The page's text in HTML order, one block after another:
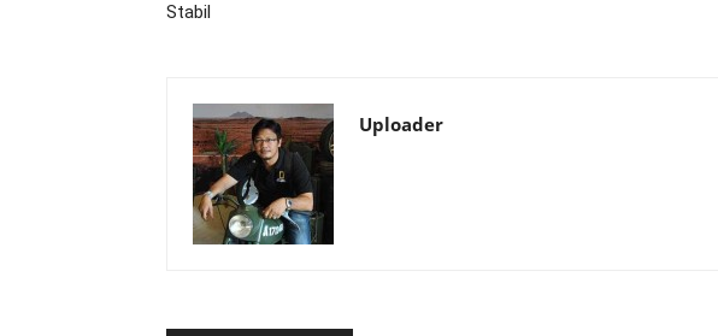
Stabil
Uploader